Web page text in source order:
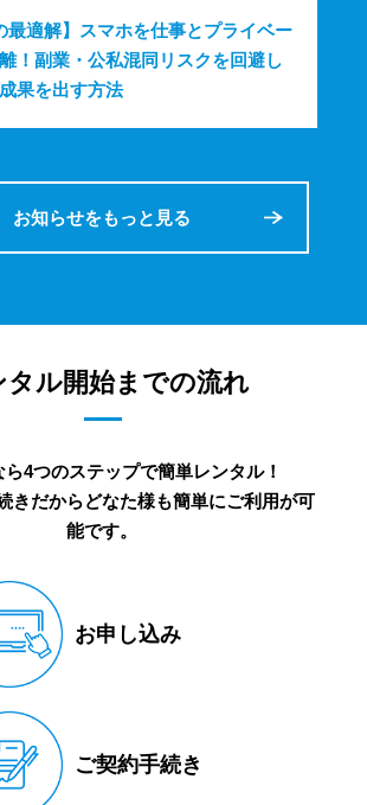
最適解】スマホを仕事とプライベー
！副業・公私混同リスクを回避し
果を出す方法
お知らせをもっと見る
タル開始までの流れ
ら4つのステップで簡単レンタル！
きだからどなた様も簡単にご利用が可
能です。
お申し込み
ご契約手続き